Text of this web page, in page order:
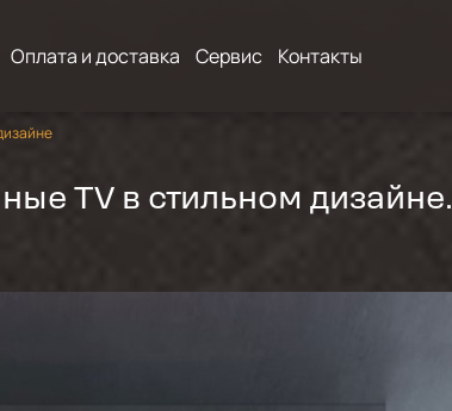
Оплата и доставка Сервис Контакты
TV в стильном дизайне.